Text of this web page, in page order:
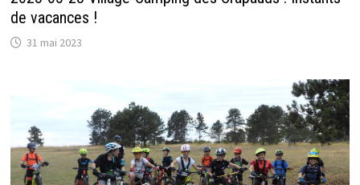
de vacances !
31 mai 2023